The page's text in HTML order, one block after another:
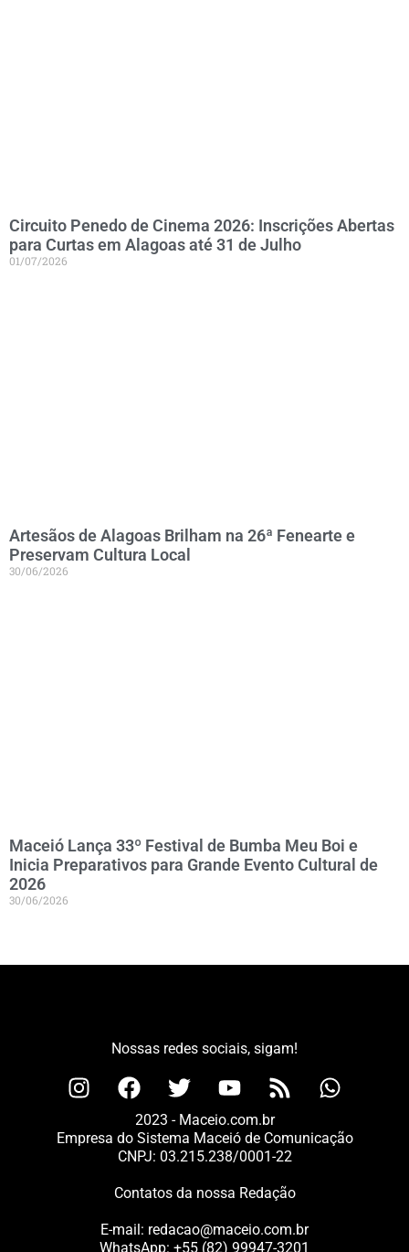
Circuito Penedo de Cinema 2026: Inscrições Abertas
para Curtas em Alagoas até 31 de Julho
01/07/2026
Artesãos de Alagoas Brilham na 26ª Fenearte e
Preservam Cultura Local
30/06/2026
Maceió Lança 33º Festival de Bumba Meu Boi e
Inicia Preparativos para Grande Evento Cultural de
2026
30/06/2026
Nossas redes sociais, sigam!
2023 - Maceio.com.br
Empresa do Sistema Maceió de Comunicação
CNPJ: 03.215.238/0001-22
Contatos da nossa Redação
E-mail: redacao@maceio.com.br
WhatsApp: +55 (82) 99947-3201